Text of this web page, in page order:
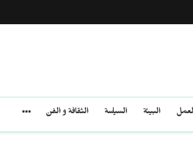
البيئة السياسة الثقافة و الفن